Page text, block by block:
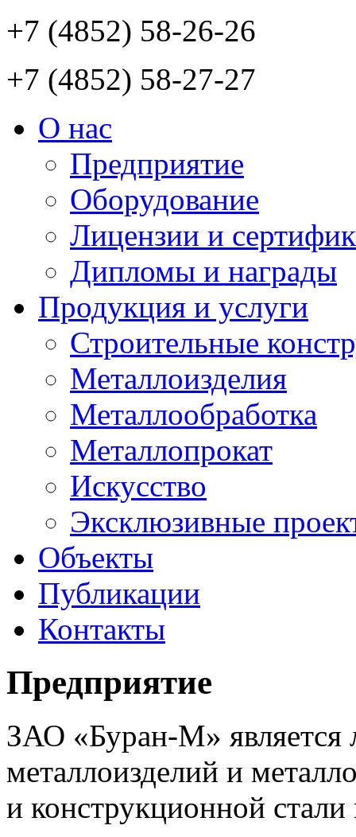
+7 (4852) 58-26-26
+7 (4852) 58-27-27
О нас
Предприятие
Оборудование
Лицензии и
Дипломы и награды
Продукция и услуги
Строительные
Металлоизделия
Металлообработка
Металлопрокат
Искусство
Эксклюзивные
Объекты
Публикации
Контакты
Предприятие
ЗАО «Буран-М» является
металлоизделий и
и конструкционной